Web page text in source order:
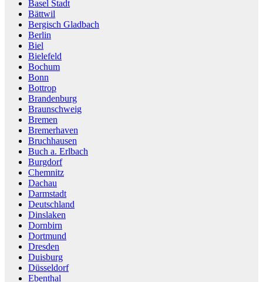
Basel Stadt
Bättwil
Bergisch Gladbach
Berlin
Biel
Bielefeld
Bochum
Bonn
Bottrop
Brandenburg
Braunschweig
Bremen
Bremerhaven
Bruchhausen
Buch a. Erlbach
Burgdorf
Chemnitz
Dachau
Darmstadt
Deutschland
Dinslaken
Dornbirn
Dortmund
Dresden
Duisburg
Düsseldorf
Ebenthal